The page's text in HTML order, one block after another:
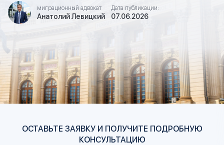
миграционный адвокат
Анатолий Левицкий
Дата публикации:
07.06.2026
ОСТАВЬТЕ ЗАЯВКУ И ПОЛУЧИТЕ ПОДРОБНУЮ
КОНСУЛЬТАЦИЮ